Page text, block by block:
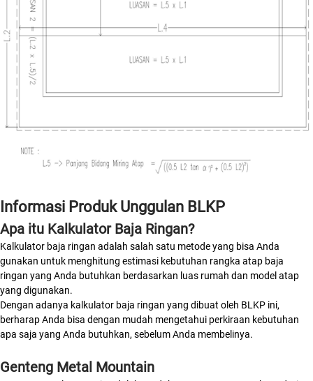
Informasi Produk Unggulan BLKP
Apa itu Kalkulator Baja Ringan?
Kalkulator baja ringan adalah salah satu metode yang bisa Anda
gunakan untuk menghitung estimasi kebutuhan rangka atap baja
ringan yang Anda butuhkan berdasarkan luas rumah dan model atap
yang digunakan.
Dengan adanya kalkulator baja ringan yang dibuat oleh BLKP ini,
berharap Anda bisa dengan mudah mengetahui perkiraan kebutuhan
apa saja yang Anda butuhkan, sebelum Anda membelinya.
Genteng Metal Mountain